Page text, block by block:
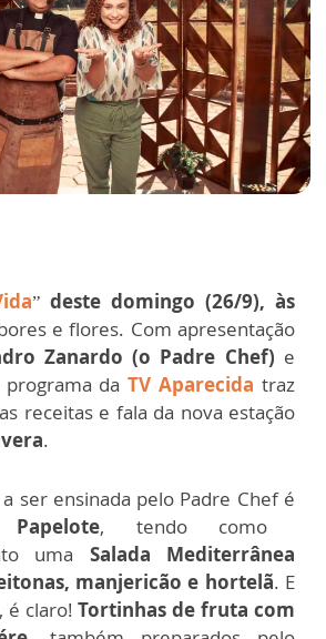
”deste domingo (26/9), às
e flores. Com apresentação
Zanardo (o Padre Chef) e
programa daTV Aparecida traz
receitas e fala da nova estação
.
ser ensinada pelo Padre Chef é
, tendo como
uma Salada Mediterrânea
manjericão e hortelã. E
é claro!Tortinhas de fruta com